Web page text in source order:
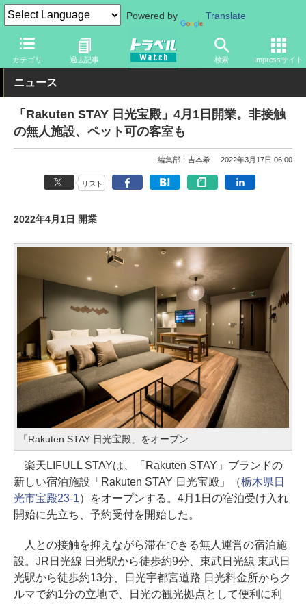
Powered by Translate
カテゴリ 過去記事 検索 Impressサイト
トラベル Watch 地域 国内旅行 関東
ニュース
「Rakuten STAY 日光宝殿」4月1日開業。非接触
の無人施設、ペット可の客室も
編集部：吉本希 2022年3月17日 06:00
リスト
2022年4月1日 開業
「Rakuten STAY 日光宝殿」をオープン
楽天LIFULL STAYは、「Rakuten STAY」ブランドの
新しい宿泊施設「Rakuten STAY 日光宝殿」（栃木県日
光市宝殿23-1）をオープンする。4月1日の宿泊受け入れ
開始に先立ち、予約受付を開始した。
人との接触を抑えながら滞在できる無人運営の宿泊施
設。JR日光線 日光駅から徒歩約9分、東武日光線 東武日
光駅から徒歩約13分、日光宇都宮道路 日光料金所からク
ルマで約1分の立地で、日光の観光拠点として便利に利